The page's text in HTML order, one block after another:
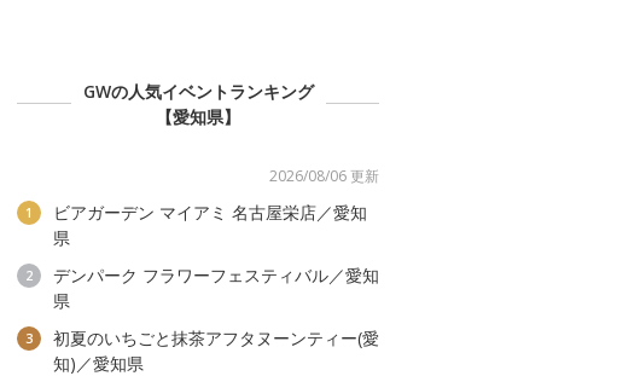
GWの人気イベントランキング
【愛知県】
2026/08/06 更新
1
ビアガーデン マイアミ 名古屋栄店／愛知
県
2
デンパーク フラワーフェスティバル／愛知
県
3
初夏のいちごと抹茶アフタヌーンティー(愛
知)／愛知県